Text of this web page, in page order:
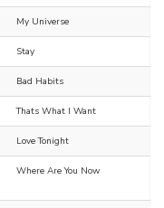
My Universe
Stay
Bad Habits
Thats What I Want
Love Tonight
Where Are You Now